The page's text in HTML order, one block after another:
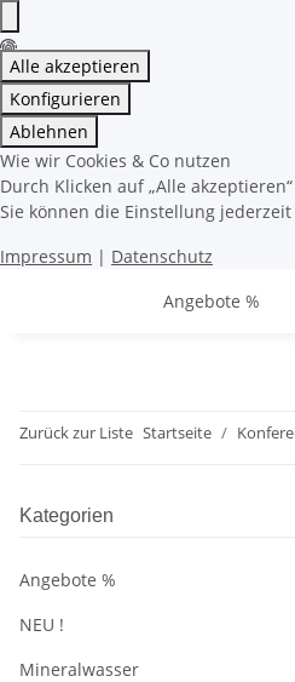
Alle akzeptieren
Konfigurieren
Ablehnen
Wie wir Cookies & Co nutzen
Durch Klicken auf „Alle
Sie können die Einstellung
Impressum | Datenschutz
Angebote %
Zurück zur Liste Startseite
Kategorien
Angebote %
NEU !
Mineralwasser